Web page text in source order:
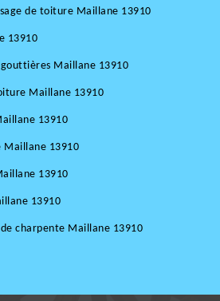
de toiture Maillane 13910
13910
Maillane 13910
Maillane 13910
13910
Maillane 13910
13910
13910
charpente Maillane 13910